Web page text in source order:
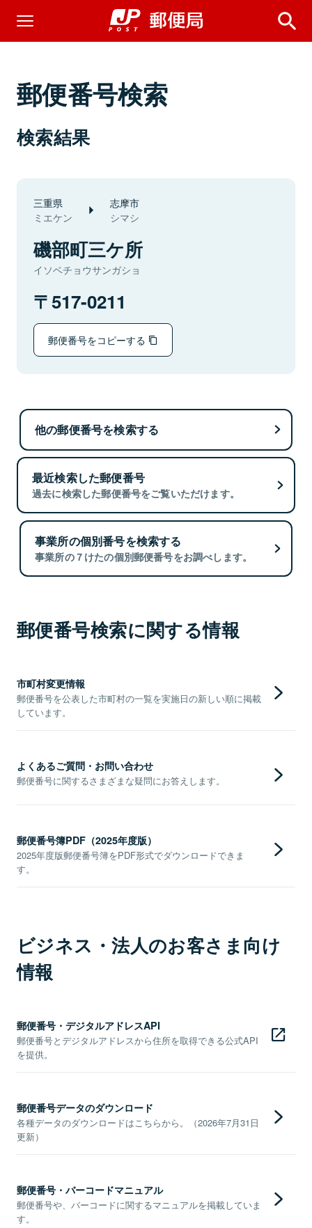
郵便番号検索
検索結果
三重県
ミエケン
志摩市
シマシ
磯部町三ケ所
イソベチョウサンガショ
517-0211
郵便番号をコピーする
他の郵便番号を検索する
最近検索した郵便番号
過去に検索した郵便番号をご覧いただけます。
事業所の個別番号を検索する
事業所の７けたの個別郵便番号をお調べします。
郵便番号検索に関する情報
市町村変更情報
郵便番号を公表した市町村の一覧を実施日の新しい順に掲載
しています。
よくあるご質問・お問い合わせ
郵便番号に関するさまざまな疑問にお答えします。
郵便番号簿PDF（2025年度版）
2025年度版郵便番号簿をPDF形式でダウンロードできま
す。
ビジネス・法人のお客さま向け
情報
郵便番号・デジタルアドレスAPI
郵便番号とデジタルアドレスから住所を取得できる公式API
を提供。
郵便番号データのダウンロード
各種データのダウンロードはこちらから。（2026年7月31日
更新）
郵便番号・バーコードマニュアル
郵便番号や、バーコードに関するマニュアルを掲載していま
す。